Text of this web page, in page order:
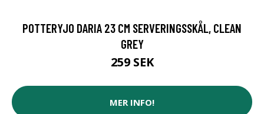
POTTERYJO DARIA 23 CM SERVERINGSSKÅL, CLEAN
GREY
259 SEK
MER INFO!